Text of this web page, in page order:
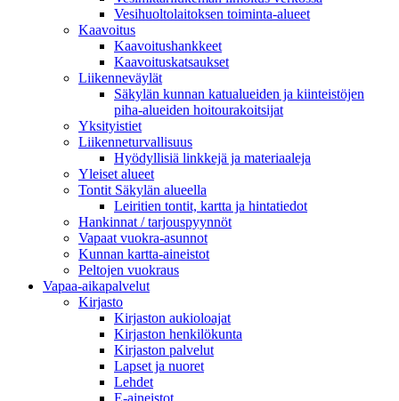
Vesihuoltolaitoksen toiminta-alueet
Kaavoitus
Kaavoitushankkeet
Kaavoituskatsaukset
Liikenneväylät
Säkylän kunnan katualueiden ja kiinteistöjen
piha-alueiden hoitourakoitsijat
Yksityistiet
Liikenneturvallisuus
Hyödyllisiä linkkejä ja materiaaleja
Yleiset alueet
Tontit Säkylän alueella
Leiritien tontit, kartta ja hintatiedot
Hankinnat / tarjouspyynnöt
Vapaat vuokra-asunnot
Kunnan kartta-aineistot
Peltojen vuokraus
Vapaa-aika­palvelut
Kirjasto
Kirjaston aukioloajat
Kirjaston henkilökunta
Kirjaston palvelut
Lapset ja nuoret
Lehdet
E-aineistot